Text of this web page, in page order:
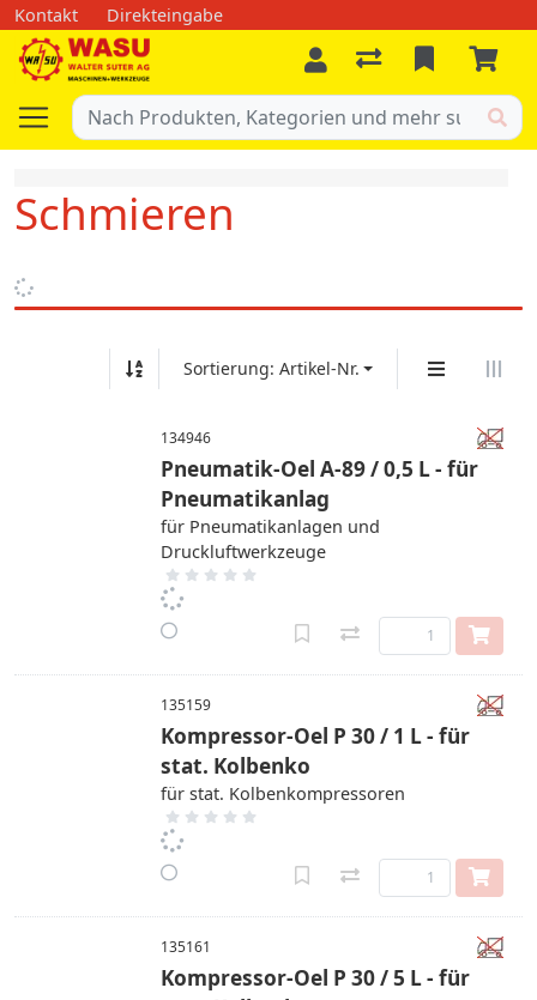
Kontakt Direkteingabe
Schmieren
Sortierung: Artikel-Nr.
134946
Pneumatik-Oel A-89 / 0,5 L - für
Pneumatikanlag
für Pneumatikanlagen und
Druckluftwerkzeuge
135159
Kompressor-Oel P 30 / 1 L - für
stat. Kolbenko
für stat. Kolbenkompressoren
135161
Kompressor-Oel P 30 / 5 L - für